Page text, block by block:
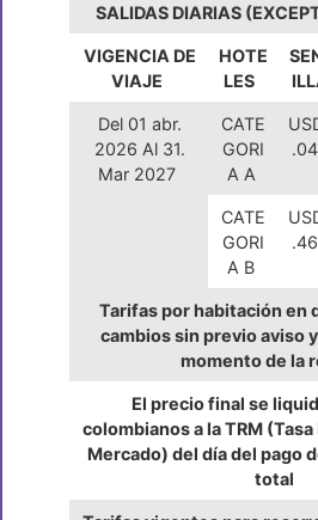
SALIDAS DIARIAS
VIGENCIA DE
VIAJE
HOTE
LES
Del 01 abr.
2026 Al 31.
Mar 2027
CATE
GORI
A A
CATE
GORI
A B
Tarifas por habitación en
cambios sin previo aviso
momento de la
El precio final se
colombianos a la TRM
Mercado) del día del pago
total